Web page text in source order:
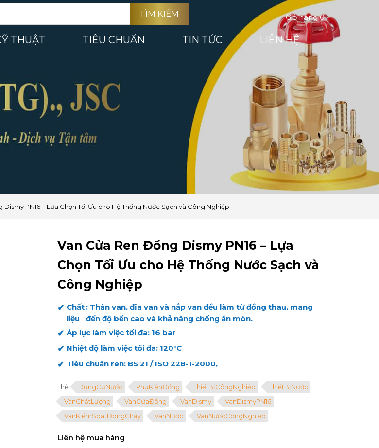
TÌM KIẾM Giỏ hàng0
THUẬT TIÊU CHUẨN TIN TỨC LIÊN HỆ
Dismy PN16 – Lựa Chọn Tối Ưu cho Hệ Thống Nước Sạch và Công Nghiệp
Van Cửa Ren Đồng Dismy PN16 – Lựa
Chọn Tối Ưu cho Hệ Thống Nước Sạch và
Công Nghiệp
Chất
liệu
: Thân van, đĩa van và nắp van đều làm từ đồng thau, mang
đến độ bền cao và khả năng chống ăn mòn.
Áp lực làm việc tối đa: 16 bar
Nhiệt độ làm việc tối đa: 120°C
Tiêu chuẩn ren: BS 21 / ISO 228-1-2000,
Thẻ: DụngCụNước PhụKiệnĐồng ThiếtBịCôngNghiệp
ThiếtBịNước
VanChấtLượng
VanCửaĐồng VanDismy
VanDismyPN16
VanKiểmSoátDòngChảy
VanNước VanNướcCôngNghiệp
Liên hệ mua hàng